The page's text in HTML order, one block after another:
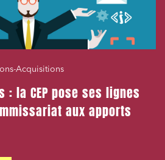
Acquisitions
: la CEP pose ses lignes
aux apports